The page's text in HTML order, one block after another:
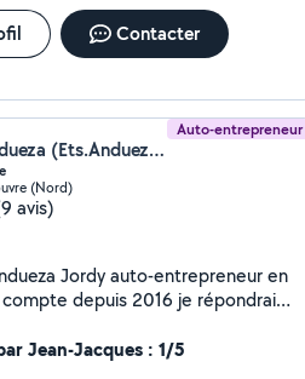
Contacter
Auto-entrepreneur
Jordy Andueza (Ets.Andueza multi-service)
(Nord)
avis)
Jordy auto-entrepreneur en
depuis 2016 je répondrai à
pose de clôture murs
Jean-Jacques : 1/5